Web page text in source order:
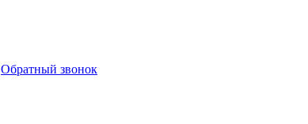
Обратный звонок